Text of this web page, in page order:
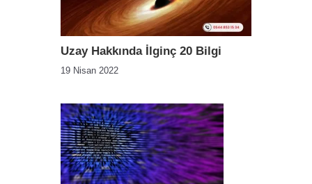
Uzay Hakkında İlginç 20 Bilgi
19 Nisan 2022